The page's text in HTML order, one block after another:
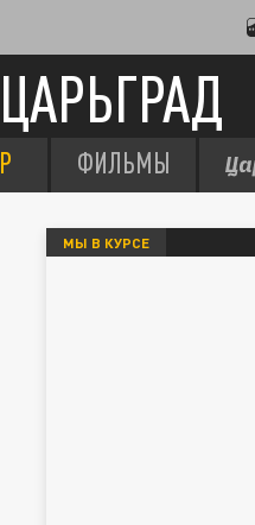
ЦАРЬГРАД
ФИЛЬМЫ
МЫ В КУРСЕ